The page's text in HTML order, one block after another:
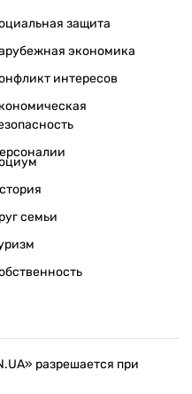
защита
экономика
интересов
семьи
разрешается при